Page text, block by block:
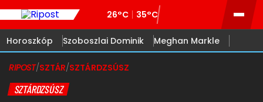
26°C 35°C
Horoszkóp Szoboszlai Dominik Meghan Markle
RIPOST/SZTÁR/SZTÁRDZSÚSZ
SZTÁRDZSÚSZ